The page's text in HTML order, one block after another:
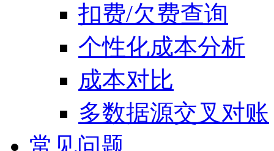
扣费/欠费查询
个性化成本分析
成本对比
多数据源交叉对账